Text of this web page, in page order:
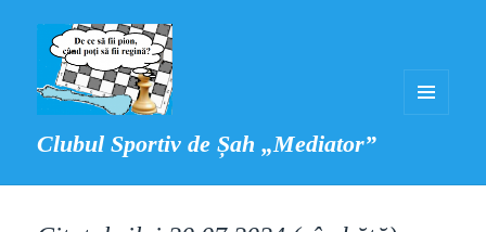
Clubul Sportiv de Șah „Mediator”